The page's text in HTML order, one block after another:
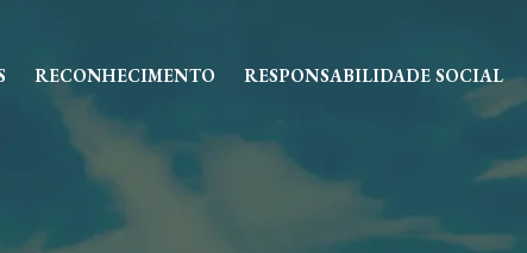
RECONHECIMENTO RESPONSABILIDADE SOCIAL